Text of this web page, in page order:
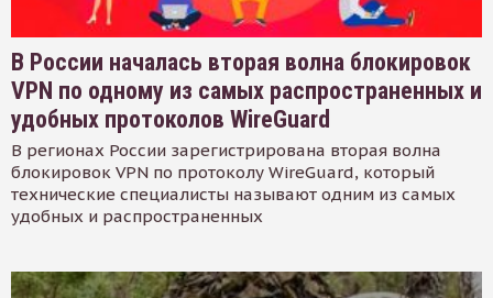
В России началась вторая волна блокировок
VPN по одному из самых распространенных и
удобных протоколов WireGuard
В регионах России зарегистрирована вторая волна
блокировок VPN по протоколу WireGuard, который
технические специалисты называют одним из самых
удобных и распространенных